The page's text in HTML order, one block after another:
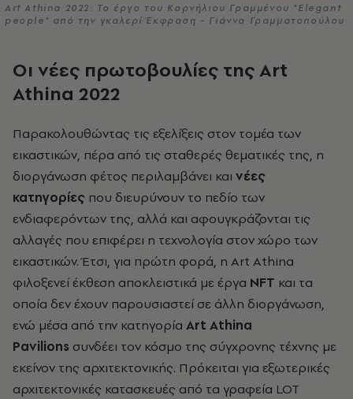
Art Athina 2022: Το έργο του Κορνήλιου Γραμμένου "Elegant
people" από την γκαλερί Έκφραση - Γιάννα Γραμματοπούλου
Οι νέες πρωτοβουλίες τηςArt
Athina 2022
Παρακολουθώντας τις εξελίξεις στον τομέα των
εικαστικών, πέρα από τις σταθερές θεματικές της, η
διοργάνωση φέτος περιλαμβάνει και νέες
κατηγορίες που διευρύνουν το πεδίο των
ενδιαφερόντων της, αλλά και αφουγκράζονται τις
αλλαγές που επιφέρει η τεχνολογία στον χώρο των
εικαστικών. Έτσι, για πρώτη φορά, η Art Athina
φιλοξενεί έκθεση αποκλειστικά με έργα NFT και τα
οποία δεν έχουν παρουσιαστεί σε άλλη διοργάνωση,
ενώ μέσα από την κατηγορία Art Athina
Pavilions συνδέει τον κόσμο της σύγχρονης τέχνης με
εκείνον της αρχιτεκτονικής. Πρόκειται για εξωτερικές
αρχιτεκτονικές κατασκευές από τα γραφεία LOT